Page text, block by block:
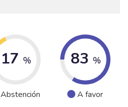
17 %
Abstención
83 %
A favor